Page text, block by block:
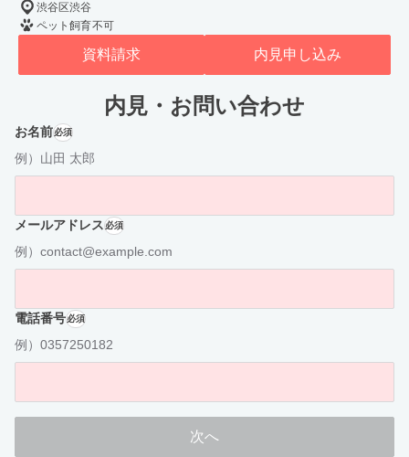
渋谷区渋谷
ペット飼育不可
資料請求 内見申し込み
内見・お問い合わせ
お名前必須
例）山田 太郎
メールアドレス必須
例）contact@example.com
電話番号必須
例）0357250182
次へ